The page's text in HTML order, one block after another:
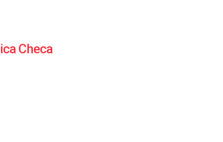
Checa